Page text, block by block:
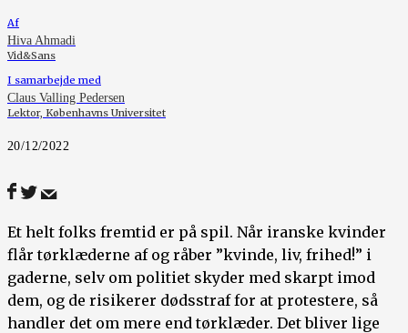
Af
Hiva Ahmadi
Vid&Sans
I samarbejde med
Claus Valling Pedersen
Lektor, Københavns Universitet
20/12/2022
Et helt folks fremtid er på spil. Når iranske kvinder
flår tørklæderne af og råber ”kvinde, liv, frihed!” i
gaderne, selv om politiet skyder med skarpt imod
dem, og de risikerer dødsstraf for at protestere, så
handler det om mere end tørklæder. Det bliver lige